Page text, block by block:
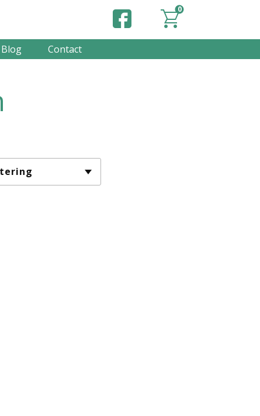
0
Blog Contact